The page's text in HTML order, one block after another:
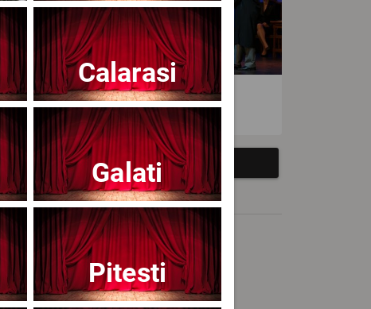
Avangardia
Calarasi
Galati
Pitesti